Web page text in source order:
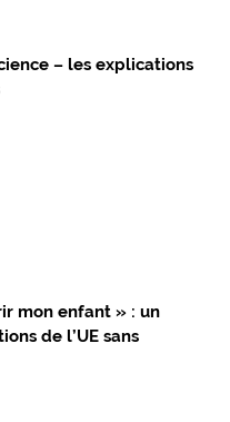
– les explications
mon enfant » : un
de l’UE sans